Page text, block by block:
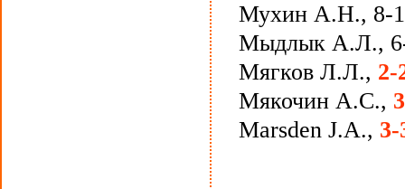
Мухин А.Н., 8-
Мыдлык А.Л.,
Мягков Л.Л., 2-
Мякочин А.С.,
Marsden J.A., 3-